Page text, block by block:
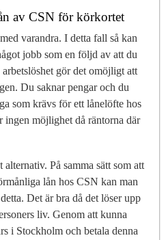
av CSN för körkortet
varandra. I detta fall så kan
jobb som en följd av att du
gör det omöjligt att
Du saknar pengar och du
som krävs för ett lånelöfte hos
ingen möjlighet då räntorna där
På samma sätt som att
lån hos CSN kan man
Det är bra då det löser upp
liv. Genom att kunna
i Stockholm och betala denna